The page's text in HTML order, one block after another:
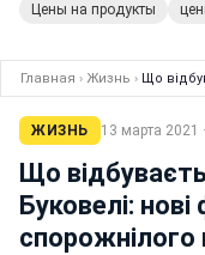
Цены на продукты
Главная › Жизнь › Що
ЖИЗНЬ 13 марта 2021
Що
Буковелі: нові
спорожнілого